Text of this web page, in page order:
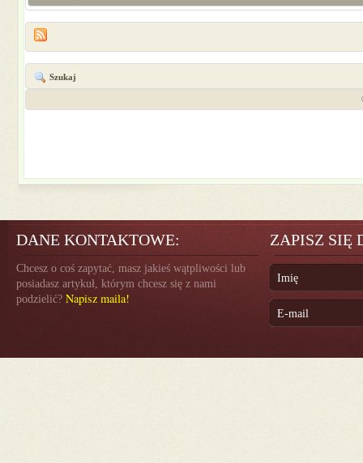
Szukaj
DANE KONTAKTOWE:
Chcesz o coś zapytać, masz jakieś wątpliwości lub
posiadasz artykuł, którym chcesz się z nami
podzielić? Napisz maila!
ZAPISZ SIĘ